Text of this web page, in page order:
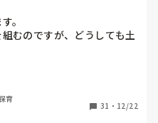
。
むのですが、どうしても土
いつも苦労しています。
勤務が始まると一日も土曜
育
31 ・ 12/22